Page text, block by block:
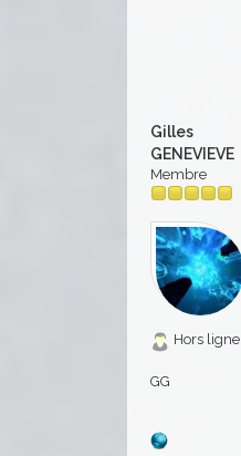
Gilles
GENEVIEVE
Membre
Hors ligne
GG